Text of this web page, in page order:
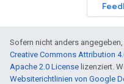
Sofern nicht anders
Creative Commons Attribution
Apache 2.0 License lizenziert.
Websiterichtlinien von Google